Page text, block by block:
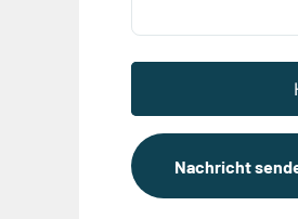
Nachricht